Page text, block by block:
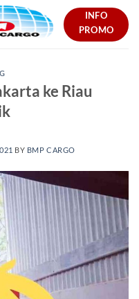
INFO
PROMO
ke Riau
BY BMP CARGO